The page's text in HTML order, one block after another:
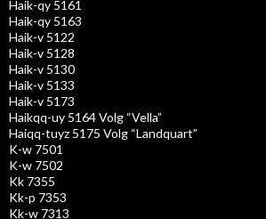
Haik-qy 5161
Haik-qy 5163
Haik-v 5122
Haik-v 5128
Haik-v 5130
Haik-v 5133
Haik-v 5173
Haikqq-uy 5164 Volg “Vella”
Haiqq-tuyz 5175 Volg “Landquart”
K-w 7501
K-w 7502
Kk 7355
Kk-p 7353
Kk-w 7313